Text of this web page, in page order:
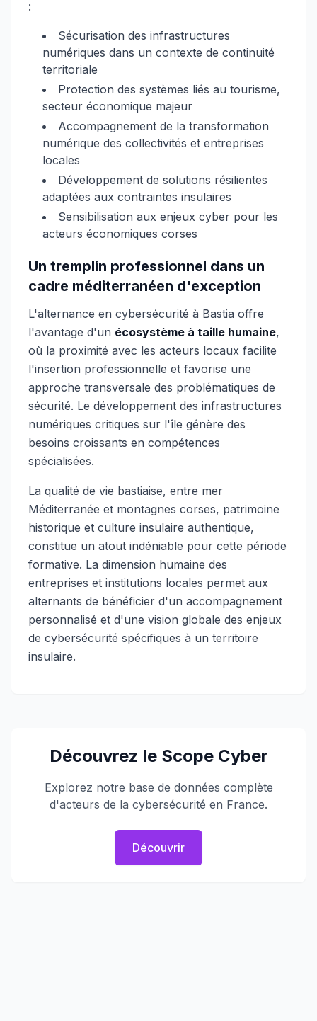
:
Sécurisation des infrastructures
numériques dans un contexte de continuité
territoriale
Protection des systèmes liés au tourisme,
secteur économique majeur
Accompagnement de la transformation
numérique des collectivités et entreprises
locales
Développement de solutions résilientes
adaptées aux contraintes insulaires
Sensibilisation aux enjeux cyber pour les
acteurs économiques corses
Un tremplin professionnel dans un
cadre méditerranéen d'exception
L'alternance en cybersécurité à Bastia offre
l'avantage d'un écosystème à taille humaine,
où la proximité avec les acteurs locaux facilite
l'insertion professionnelle et favorise une
approche transversale des problématiques de
sécurité. Le développement des infrastructures
numériques critiques sur l'île génère des
besoins croissants en compétences
spécialisées.
La qualité de vie bastiaise, entre mer
Méditerranée et montagnes corses, patrimoine
historique et culture insulaire authentique,
constitue un atout indéniable pour cette période
formative. La dimension humaine des
entreprises et institutions locales permet aux
alternants de bénéficier d'un accompagnement
personnalisé et d'une vision globale des enjeux
de cybersécurité spécifiques à un territoire
insulaire.
Découvrez le Scope Cyber
Explorez notre base de données complète
d'acteurs de la cybersécurité en France.
Découvrir